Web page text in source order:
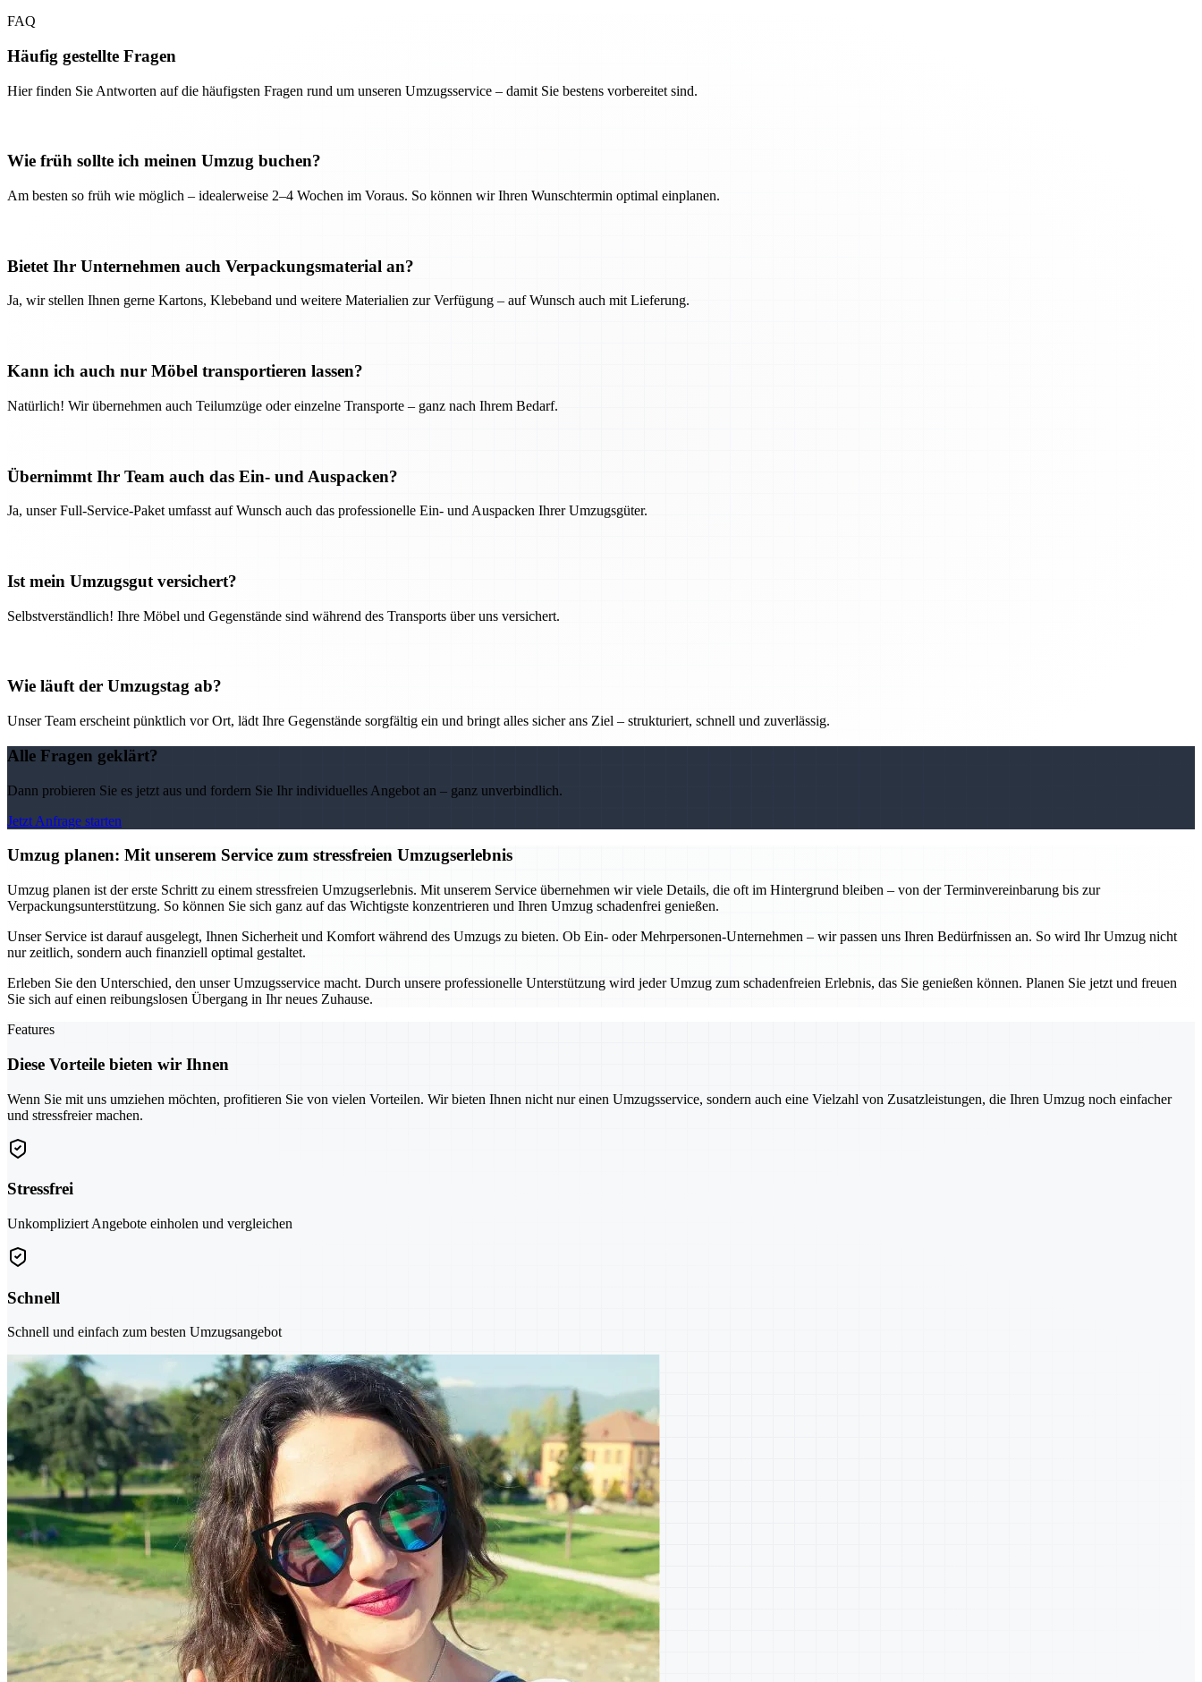
FAQ
Häufig gestellte Fragen
Hier finden Sie Antworten auf die häufigsten Fragen rund um unseren Umzugsservice – damit Sie bestens vorbereitet sind.
Wie früh sollte ich meinen Umzug buchen?
Am besten so früh wie möglich – idealerweise 2–4 Wochen im Voraus. So können wir Ihren Wunschtermin optimal einplanen.
Bietet Ihr Unternehmen auch Verpackungsmaterial an?
Ja, wir stellen Ihnen gerne Kartons, Klebeband und weitere Materialien zur Verfügung – auf Wunsch auch mit Lieferung.
Kann ich auch nur Möbel transportieren lassen?
Natürlich! Wir übernehmen auch Teilumzüge oder einzelne Transporte – ganz nach Ihrem Bedarf.
Übernimmt Ihr Team auch das Ein- und Auspacken?
Ja, unser Full-Service-Paket umfasst auf Wunsch auch das professionelle Ein- und Auspacken Ihrer Umzugsgüter.
Ist mein Umzugsgut versichert?
Selbstverständlich! Ihre Möbel und Gegenstände sind während des Transports über uns versichert.
Wie läuft der Umzugstag ab?
Unser Team erscheint pünktlich vor Ort, lädt Ihre Gegenstände sorgfältig ein und bringt alles sicher ans Ziel – strukturiert, schnell und zuverlässig.
Alle Fragen geklärt?
Dann probieren Sie es jetzt aus und fordern Sie Ihr individuelles Angebot an – ganz unverbindlich.
Jetzt Anfrage starten
Umzug planen: Mit unserem Service zum stressfreien Umzugserlebnis
Umzug planen ist der erste Schritt zu einem stressfreien Umzugserlebnis. Mit unserem Service übernehmen wir viele Details, die oft im Hintergrund bleiben – von der Terminvereinbarung bis zur
Verpackungsunterstützung. So können Sie sich ganz auf das Wichtigste konzentrieren und Ihren Umzug schadenfrei genießen.
Unser Service ist darauf ausgelegt, Ihnen Sicherheit und Komfort während des Umzugs zu bieten. Ob Ein- oder Mehrpersonen-Unternehmen – wir passen uns Ihren Bedürfnissen an. So wird Ihr Umzug nicht
nur zeitlich, sondern auch finanziell optimal gestaltet.
Erleben Sie den Unterschied, den unser Umzugsservice macht. Durch unsere professionelle Unterstützung wird jeder Umzug zum schadenfreien Erlebnis, das Sie genießen können. Planen Sie jetzt und freuen
Sie sich auf einen reibungslosen Übergang in Ihr neues Zuhause.
Features
Diese Vorteile bieten wir Ihnen
Wenn Sie mit uns umziehen möchten, profitieren Sie von vielen Vorteilen. Wir bieten Ihnen nicht nur einen Umzugsservice, sondern auch eine Vielzahl von Zusatzleistungen, die Ihren Umzug noch einfacher
und stressfreier machen.
Stressfrei
Unkompliziert Angebote einholen und vergleichen
Schnell
Schnell und einfach zum besten Umzugsangebot